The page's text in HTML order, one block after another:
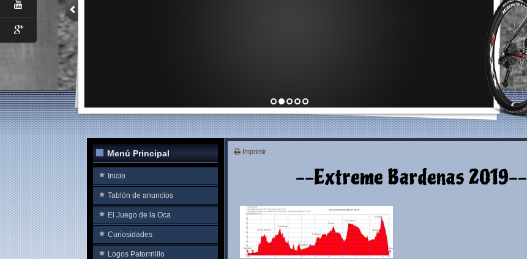
Menú Principal
Inicio
Tablón de anuncios
El Juego de la Oca
Curiosidades
Logos Patorrriillo
Imprimir
--Extreme Bardenas 2019--